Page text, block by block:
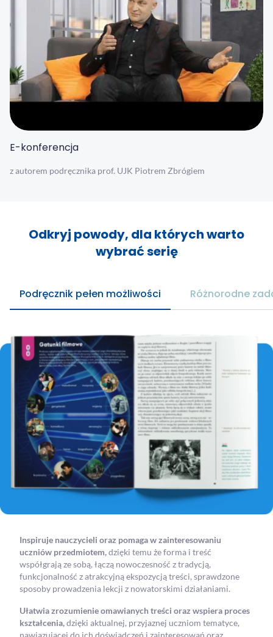
E-konferencja
z autorem podręcznika prof. UJK Piotrem Zbrógiem
Odkryj powody, dla których warto
wybrać serię
Podręcznik pełen możliwości Różnorodne
Inspiruje nauczycieli oraz pomaga w zainteresowaniu
uczniów przedmiotem,dzięki temu że forma i treść
współgrają ze sobą, łączą nowoczesność z tradycją,
funkcjonalność z atrakcyjną ekspozycją treści, sprawdzone
sposoby prowadzenia lekcji z nowatorskimi działaniami.
Ułatwia zrozumienie omawianych treści oraz wspiera proces
kształcenia,dzięki aktualnej, przyjaznej uczniom tematyce,